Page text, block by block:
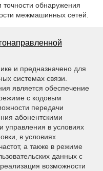
точности обнаружения
межмашинных сетей.
и предназначено для
системах связи.
является обеспечение
с кодовым
передачи
абонентскими
управления в условиях
в условиях
а также в режиме
данных с
возможности